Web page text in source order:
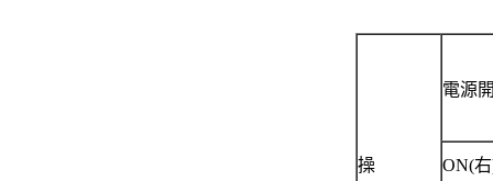
操
電源
ON(